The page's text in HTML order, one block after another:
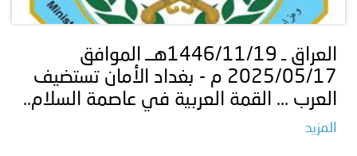
إنجازات
توعوية
الخدمات
الإلكترونية
وفيديو
مجلة
العراق ـ 1446/11/19هــ الموافق
2025/05/17 م - بغداد الأمان تستضيف
العرب ... القمة العربية في عاصمة السلام..
المزيد